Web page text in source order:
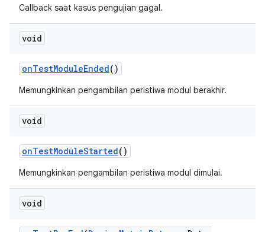
Callback saat kasus pengujian gagal.
void
onTestModuleEnded()
Memungkinkan pengambilan peristiwa modul berakhir.
void
onTestModuleStarted()
Memungkinkan pengambilan peristiwa modul dimulai.
void